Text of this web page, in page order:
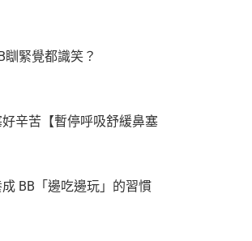
瞓緊覺都識笑？
辛苦【暫停呼吸舒緩鼻塞
BB「邊吃邊玩」的習慣